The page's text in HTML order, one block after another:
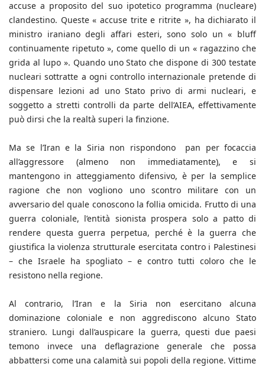
accuse a proposito del suo ipotetico programma (nucleare)
clandestino. Queste « accuse trite e ritrite », ha dichiarato il
ministro iraniano degli affari esteri, sono solo un « bluff
continuamente ripetuto », come quello di un « ragazzino che
grida al lupo ». Quando uno Stato che dispone di 300 testate
nucleari sottratte a ogni controllo internazionale pretende di
dispensare lezioni ad uno Stato privo di armi nucleari, e
soggetto a stretti controlli da parte dell’AIEA, effettivamente
può dirsi che la realtà superi la finzione.
Ma se l’Iran e la Siria non rispondono pan per focaccia
all’aggressore (almeno non immediatamente), e si
mantengono in atteggiamento difensivo, è per la semplice
ragione che non vogliono uno scontro militare con un
avversario del quale conoscono la follia omicida. Frutto di una
guerra coloniale, l’entità sionista prospera solo a patto di
rendere questa guerra perpetua, perché è la guerra che
giustifica la violenza strutturale esercitata contro i Palestinesi
– che Israele ha spogliato – e contro tutti coloro che le
resistono nella regione.
Al contrario, l’Iran e la Siria non esercitano alcuna
dominazione coloniale e non aggrediscono alcuno Stato
straniero. Lungi dall’auspicare la guerra, questi due paesi
temono invece una deflagrazione generale che possa
abbattersi come una calamità sui popoli della regione. Vittime